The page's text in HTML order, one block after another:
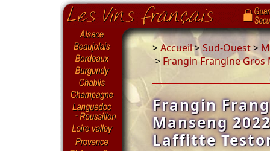
>Accueil>Sud-Ouest>
> Frangin Frangine Gros
Frangin
Manseng
Laffitte